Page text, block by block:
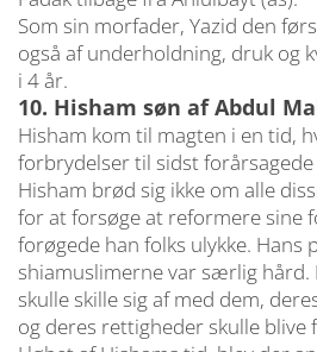
Som sin morfader, Yazid den
også af underholdning, druk og
i 4 år.
10. Hisham søn af Abdul
Hisham kom til magten i en tid,
forbrydelser til sidst
Hisham brød sig ikke om alle
for at forsøge at reformere sine
forøgede han folks ulykke. Hans
shiamuslimerne var særlig hård.
skulle skille sig af med dem,
og deres rettigheder skulle blive